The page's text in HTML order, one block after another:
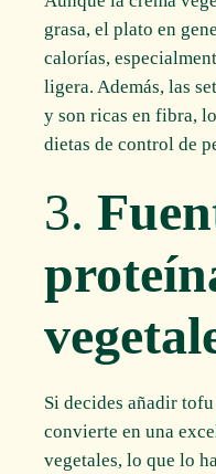
grasa, el plato en
calorías,
ligera. Además, las
y son ricas en fibra,
dietas de control de
3.
Si decides añadir
convierte en una
vegetales, lo que lo